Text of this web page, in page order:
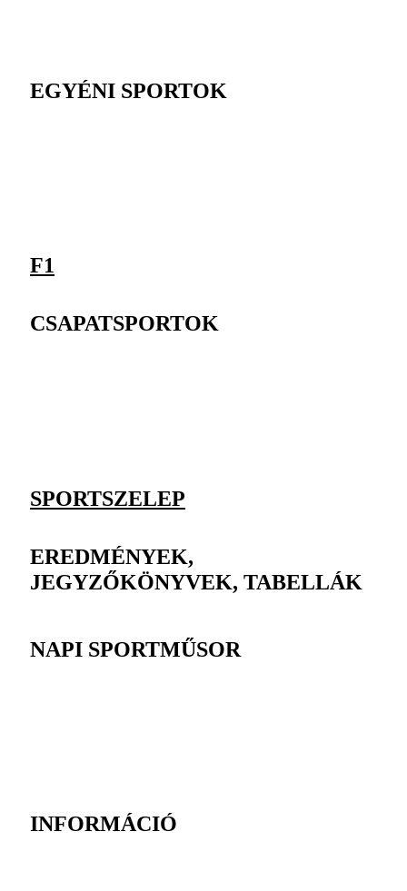
EGYÉNI SPORTOK
F1
CSAPATSPORTOK
SPORTSZELEP
EREDMÉNYEK,
JEGYZŐKÖNYVEK, TABELLÁK
NAPI SPORTMŰSOR
INFORMÁCIÓ